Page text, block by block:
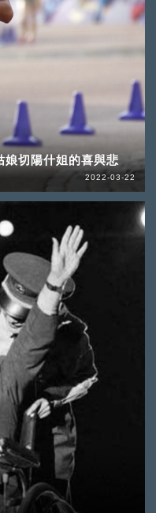
切陽什姐的喜與悲
2022-03-22